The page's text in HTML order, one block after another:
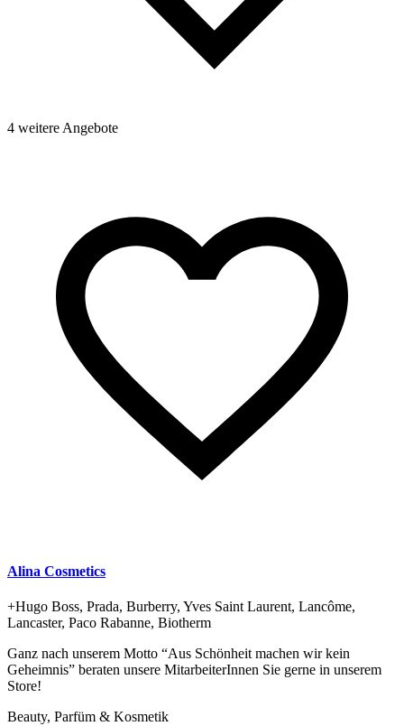
4 weitere Angebote
Alina Cosmetics
+Hugo Boss, Prada, Burberry, Yves Saint Laurent, Lancôme,
Lancaster, Paco Rabanne, Biotherm
Ganz nach unserem Motto “Aus Schönheit machen wir kein
Geheimnis” beraten unsere MitarbeiterInnen Sie gerne in unserem
Store!
Beauty, Parfüm & Kosmetik